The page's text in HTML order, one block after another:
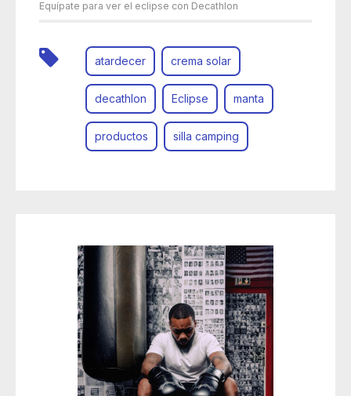
Equípate para ver el eclipse con Decathlon
atardecer crema solar
decathlon Eclipse manta
productos silla camping